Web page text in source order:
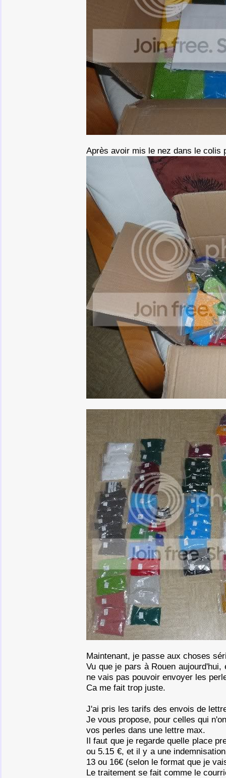
Après avoir mis le nez dans le
Maintenant, je passe aux choses
Vu que je pars à Rouen
ne vais pas pouvoir envoyer les
Ca me fait trop juste.
J'ai pris les tarifs des envois de
Je vous propose, pour celles qui
vos perles dans une lettre max.
Il faut que je regarde quelle place
ou 5.15 €, et il y a une
13 ou 16€ (selon le format que je
Le traitement se fait comme le